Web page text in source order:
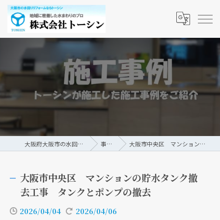
大阪府大阪市の水回りリフォームなら株式会社トーシン 事例/ブログ 大阪市中央区 マンションの貯水タンク撤去工事 タンクとポンプの撤去
大阪市中央区 マンションの貯水タンク撤
去工事 タンクとポンプの撤去
2026/04/04 2026/04/06